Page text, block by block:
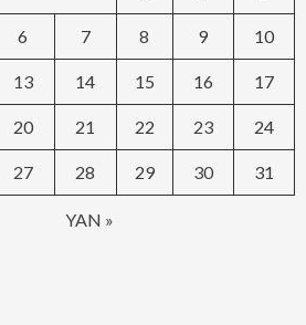
YAN »
6 7 8 9 10
13 14 15 16 17
20 21 22 23 24
27 28 29 30 31